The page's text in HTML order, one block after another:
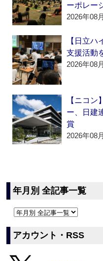
ーポレー
2026年08
【日立
支援活動
2026年08
【ニコ
ー、日建
賞
2026年08
年月別 全記事一覧
アカウント・RSS